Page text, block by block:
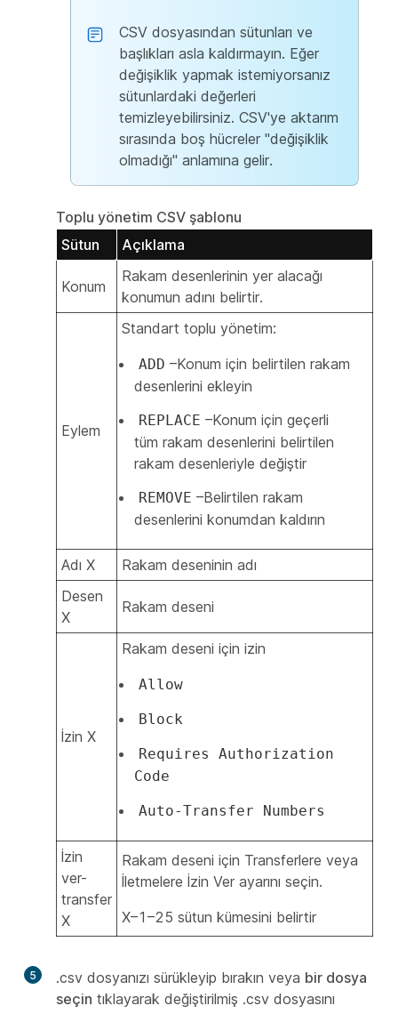
CSV dosyasından sütunları ve
başlıkları asla kaldırmayın. Eğer
değişiklik yapmak istemiyorsanız
sütunlardaki değerleri
temizleyebilirsiniz. CSV'ye aktarım
sırasında boş hücreler "değişiklik
olmadığı" anlamına gelir.
Toplu yönetim CSV şablonu
Sütun
Açıklama
Konum
Rakam desenlerinin yer alacağı
konumun adını belirtir.
Eylem
Standart toplu yönetim:
ADD –Konum için belirtilen rakam
desenlerini ekleyin
REPLACE –Konum için geçerli
tüm rakam desenlerini belirtilen
rakam desenleriyle değiştir
REMOVE –Belirtilen rakam
desenlerini konumdan kaldırın
Adı X
Rakam deseninin adı
Desen
X
Rakam deseni
İzin X
Rakam deseni için izin
Allow
Block
Requires Authorization
Code
Auto-Transfer Numbers
İzin
ver-
transfer
X
Rakam deseni için Transferlere veya
İletmelere İzin Ver ayarını seçin.
X–1–25 sütun kümesini belirtir
5 .csv dosyanızı sürükleyip bırakın veya bir dosya
seçin tıklayarak değiştirilmiş .csv dosyasını